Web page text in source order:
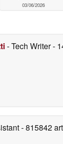
03/06/2026
- Tech Writer-
- 815842